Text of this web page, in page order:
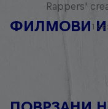
ФИЛМОВИ
Rappers'
1